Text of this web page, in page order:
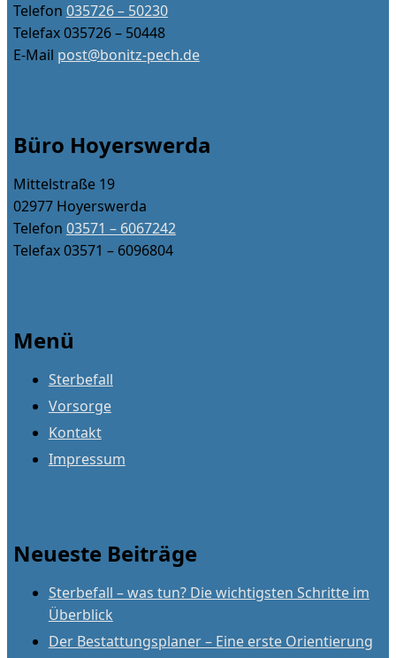
Telefon 035726 – 50230
Telefax 035726 – 50448
E-Mail post@bonitz-pech.de
Büro Hoyerswerda
Mittelstraße 19
02977 Hoyerswerda
Telefon 03571 – 6067242
Telefax 03571 – 6096804
Menü
Sterbefall
Vorsorge
Kontakt
Impressum
Neueste Beiträge
Sterbefall – was tun? Die wichtigsten Schritte im
Überblick
Der Bestattungsplaner – Eine erste Orientierung